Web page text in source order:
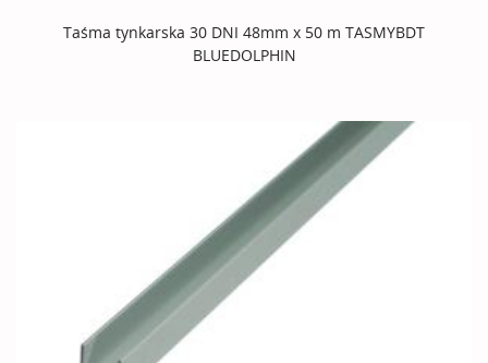
Taśma tynkarska 30 DNI 48mm x 50 m TASMYBDT
BLUEDOLPHIN